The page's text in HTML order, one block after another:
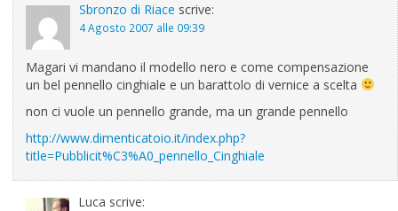
Sbronzo di Riace scrive:
4 Agosto 2007 alle 09:39
Magari vi mandano il modello nero e come compensazione
un bel pennello cinghiale e un barattolo di vernice a scelta
non ci vuole un pennello grande, ma un grande pennello
http://www.dimenticatoio.it/index.php?
title=Pubblicit%C3%A0_pennello_Cinghiale
Luca scrive: